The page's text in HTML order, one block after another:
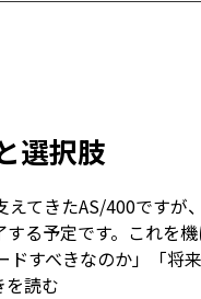
選択肢
てきたAS/400ですが
る予定です。これを
ドすべきなのか」「将
を読む